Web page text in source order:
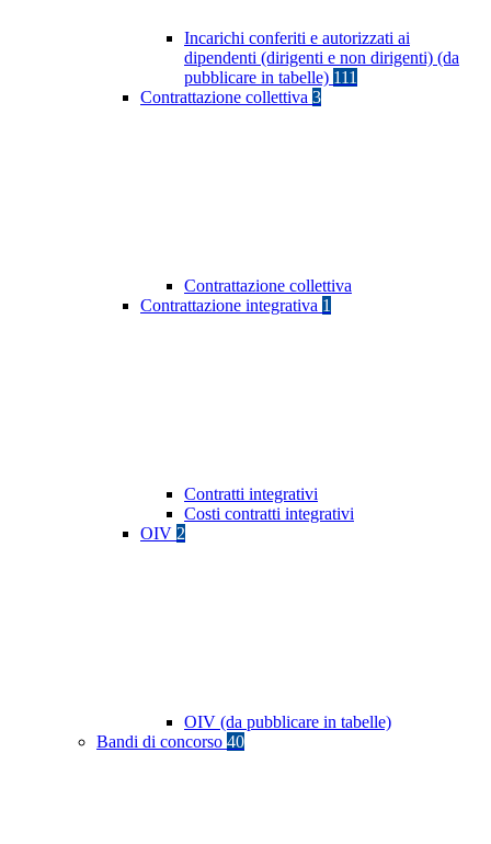
Incarichi conferiti e autorizzati ai
dipendenti (dirigenti e non dirigenti) (da
pubblicare in tabelle) 111
Contrattazione collettiva 3
Contrattazione collettiva
Contrattazione integrativa 1
Contratti integrativi
Costi contratti integrativi
OIV 2
OIV (da pubblicare in tabelle)
Bandi di concorso 40